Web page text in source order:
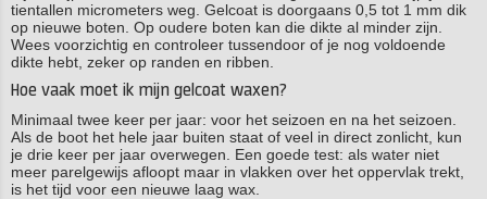
tientallen micrometers weg. Gelcoat is doorgaans 0,5 tot 1 mm dik
op nieuwe boten. Op oudere boten kan die dikte al minder zijn.
Wees voorzichtig en controleer tussendoor of je nog voldoende
dikte hebt, zeker op randen en ribben.
Hoe vaak moet ik mijn gelcoat waxen?
Minimaal twee keer per jaar: voor het seizoen en na het seizoen.
Als de boot het hele jaar buiten staat of veel in direct zonlicht, kun
je drie keer per jaar overwegen. Een goede test: als water niet
meer parelgewijs afloopt maar in vlakken over het oppervlak trekt,
is het tijd voor een nieuwe laag wax.